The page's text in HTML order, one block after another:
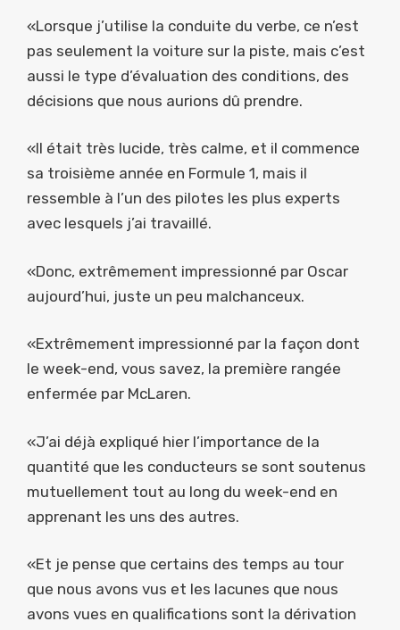
«Lorsque j’utilise la conduite du verbe, ce n’est
pas seulement la voiture sur la piste, mais c’est
aussi le type d’évaluation des conditions, des
décisions que nous aurions dû prendre.
«Il était très lucide, très calme, et il commence
sa troisième année en Formule 1, mais il
ressemble à l’un des pilotes les plus experts
avec lesquels j’ai travaillé.
«Donc, extrêmement impressionné par Oscar
aujourd’hui, juste un peu malchanceux.
«Extrêmement impressionné par la façon dont
le week-end, vous savez, la première rangée
enfermée par McLaren.
«J’ai déjà expliqué hier l’importance de la
quantité que les conducteurs se sont soutenus
mutuellement tout au long du week-end en
apprenant les uns des autres.
«Et je pense que certains des temps au tour
que nous avons vus et les lacunes que nous
avons vues en qualifications sont la dérivation